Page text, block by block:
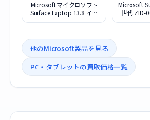
Microsoft マイクロソフト
Surface Laptop 13.8 イン
Microsoft
世代 ZID-
他のMicrosoft製品を見る
PC・タブレットの買取価格一覧